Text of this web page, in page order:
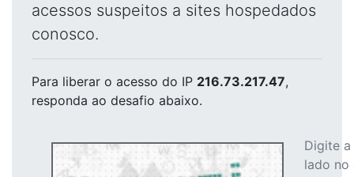
acessos suspeitos a sites hospedados
conosco.
Para liberar o acesso do IP 216.73.217.47,
responda ao desafio abaixo.
Digite
lado no